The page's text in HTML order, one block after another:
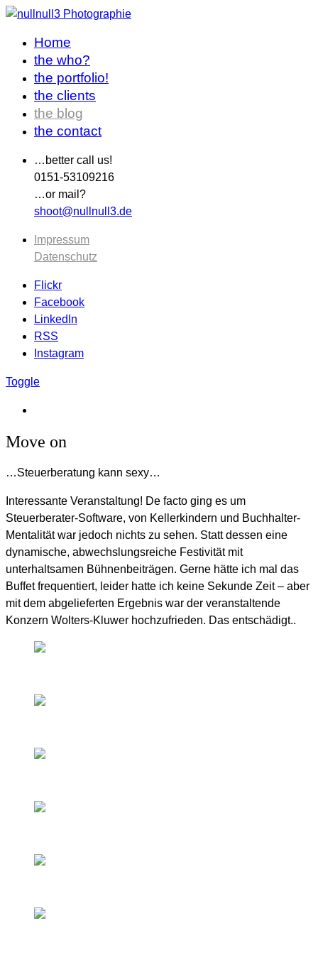
Home
the who?
the portfolio!
the clients
the blog
the contact
…better call us!
0151-53109216
…or mail?
shoot@nullnull3.de
Impressum
Datenschutz
Flickr
Facebook
LinkedIn
RSS
Instagram
Toggle
Move on
…Steuerberatung kann sexy…
Interessante Veranstaltung! De facto ging es um
Steuerberater-Software, von Kellerkindern und Buchhalter-
Mentalität war jedoch nichts zu sehen. Statt dessen eine
dynamische, abwechslungsreiche Festivität mit
unterhaltsamen Bühnenbeiträgen. Gerne hätte ich mal das
Buffet frequentiert, leider hatte ich keine Sekunde Zeit – aber
mit dem abgelieferten Ergebnis war der veranstaltende
Konzern Wolters-Kluwer hochzufrieden. Das entschädigt..